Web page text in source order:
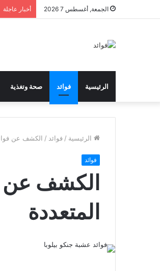
الجمعة, أغسطس 7 2026 أخبار عاجلة
الرئيسية فوائد صحة وتغذية
الرئيسية / فوائد / الكشف عن
فوائد
الكشف عن
المتعددة